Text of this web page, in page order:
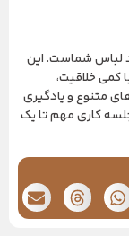
لباس شماست. این
کمی خلاقیت،
متنوع و یادگیری
کاری مهم تا یک